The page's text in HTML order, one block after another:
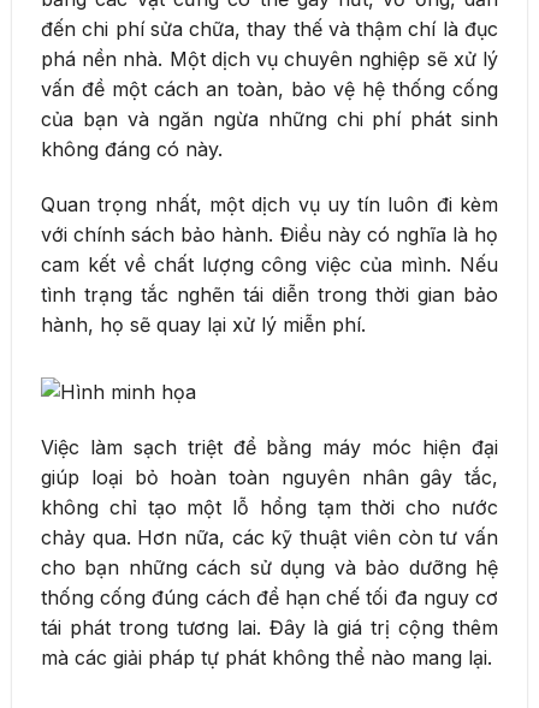
đến chi phí sửa chữa, thay thế và thậm chí là đục
phá nền nhà. Một dịch vụ chuyên nghiệp sẽ xử lý
vấn đề một cách an toàn, bảo vệ hệ thống cống
của bạn và ngăn ngừa những chi phí phát sinh
không đáng có này.
Quan trọng nhất, một dịch vụ uy tín luôn đi kèm
với chính sách bảo hành. Điều này có nghĩa là họ
cam kết về chất lượng công việc của mình. Nếu
tình trạng tắc nghẽn tái diễn trong thời gian bảo
hành, họ sẽ quay lại xử lý miễn phí.
Việc làm sạch triệt để bằng máy móc hiện đại
giúp loại bỏ hoàn toàn nguyên nhân gây tắc,
không chỉ tạo một lỗ hổng tạm thời cho nước
chảy qua. Hơn nữa, các kỹ thuật viên còn tư vấn
cho bạn những cách sử dụng và bảo dưỡng hệ
thống cống đúng cách để hạn chế tối đa nguy cơ
tái phát trong tương lai. Đây là giá trị cộng thêm
mà các giải pháp tự phát không thể nào mang lại.